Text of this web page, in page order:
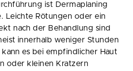
ist Dermaplaning
Leichte Rötungen oder ein
nach der Behandlung sind
innerhalb weniger Stunden
es bei empfindlicher Haut
oder kleinen Kratzern